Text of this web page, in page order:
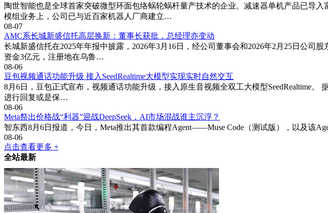
陶世智能也是全球首家突破微型环面包络蜗轮蜗杆量产技术的企业。减速器单机产品已导
模组业务上，公司已与近百家机器人厂商建立…
08-07
AMC系长城新盛信托高层换新：董事长获批，总经理亦变动
长城新盛信托在2025年年报中披露，2026年3月16日，经公司董事会和2026年2月25日公
资金3亿元，注册地在乌鲁…
08-06
豆包视频通话功能升级 接入SeedRealtime大模型实现实时自然交互
8月6日，豆包正式宣布，视频通话功能升级，接入原生音视频全双工大模型SeedRealtime
进行回复或是保…
08-06
Meta祭出价格战“利器”迎战DeepSeek，AI市场混战谁主沉浮？
智东西8月6日报道，今日，Meta推出其首款编程Agent——Muse Code（测试版），以及该
08-06
点击查看更多 +
全站最新